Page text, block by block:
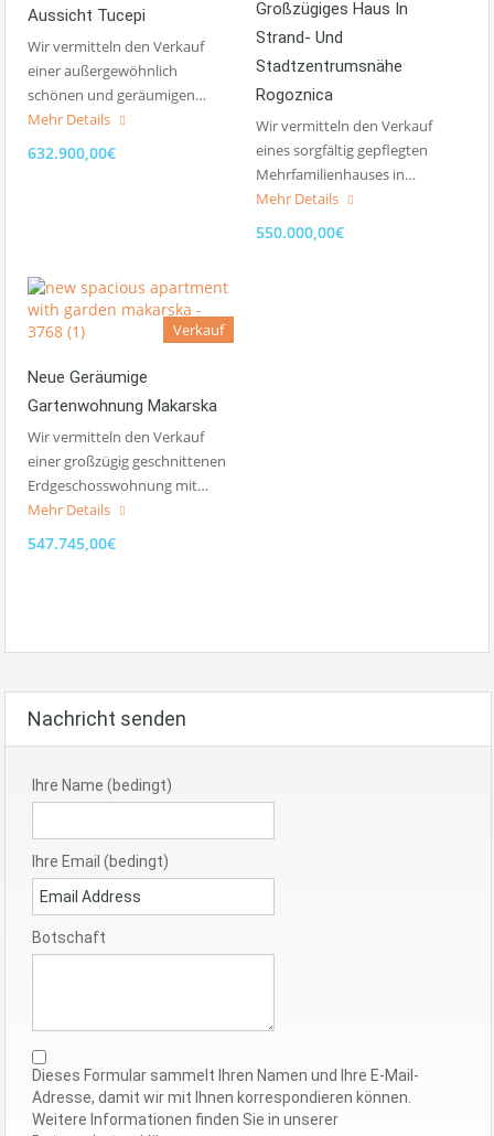
Aussicht Tucepi
Wir vermitteln den Verkauf
einer außergewöhnlich
schönen und geräumigen…
Mehr Details
632.900,00€
Großzügiges Haus In
Strand- Und
Stadtzentrumsnähe
Rogoznica
Wir vermitteln den Verkauf
eines sorgfältig gepflegten
Mehrfamilienhauses in…
Mehr Details
550.000,00€
Verkauf
Neue Geräumige
Gartenwohnung Makarska
Wir vermitteln den Verkauf
einer großzügig geschnittenen
Erdgeschosswohnung mit…
Mehr Details
547.745,00€
Nachricht senden
Ihre Name (bedingt)
Ihre Email (bedingt)
Botschaft
Dieses Formular sammelt Ihren Namen und Ihre E-Mail-
Adresse, damit wir mit Ihnen korrespondieren können.
Weitere Informationen finden Sie in unserer